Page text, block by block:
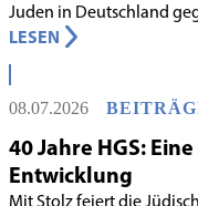
Juden in Deutschland
Deutschland mit Wirkung
Rabbinatsgericht
LESEN
08.07.2026
40 Jahre HGS:
Entwicklung
Mit Stolz feiert die